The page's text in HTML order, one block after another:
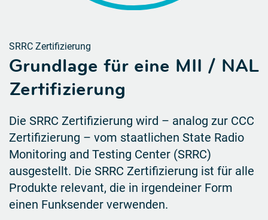
SRRC Zertifizierung
Grundlage für eine MII / NAL
Zertifizierung
Die SRRC Zertifizierung wird – analog zur CCC
Zertifizierung – vom staatlichen State Radio
Monitoring and Testing Center (SRRC)
ausgestellt. Die SRRC Zertifizierung ist für alle
Produkte relevant, die in irgendeiner Form
einen Funksender verwenden.